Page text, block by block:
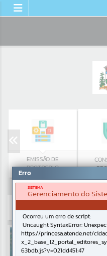
EMISSÃO DE
PROTOCOLO
Resultados para""
Erro
SISTEMA
Gerenciamento do
Ocorreu um erro de script:
Uncaught SyntaxError:
https://princesa.atende.net/
63bdb.js?v=021dd451:47